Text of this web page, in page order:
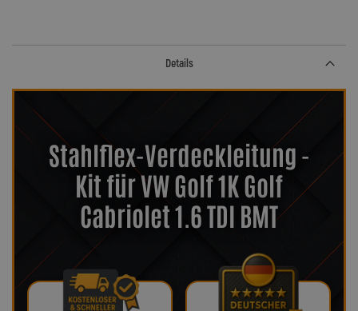
Details
Stahlflex-Verdeckleitung -
Kit für VW Golf 1K Golf
Cabriolet 1.6 TDI BMT